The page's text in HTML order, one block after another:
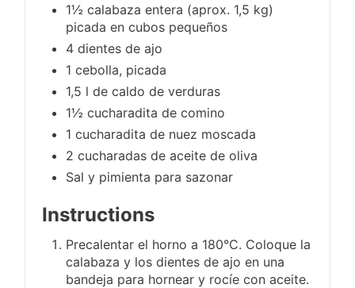
1½ calabaza entera (aprox. 1,5 kg)
picada en cubos pequeños
4 dientes de ajo
1 cebolla, picada
1,5 l de caldo de verduras
1½ cucharadita de comino
1 cucharadita de nuez moscada
2 cucharadas de aceite de oliva
Sal y pimienta para sazonar
Instructions
Precalentar el horno a 180°C. Coloque la
calabaza y los dientes de ajo en una
bandeja para hornear y rocíe con aceite.